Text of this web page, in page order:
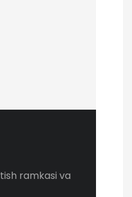
ramkasi va